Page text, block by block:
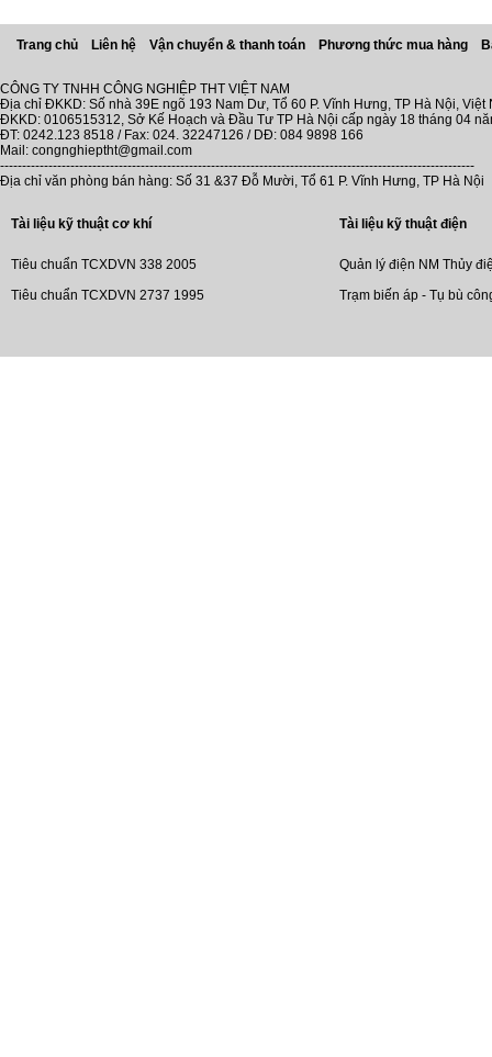
Trang chủ Liên hệ Vận chuyển & thanh toán Phương thức mua hàng
CÔNG TY TNHH CÔNG NGHIỆP THT VIỆT NAM
Địa chỉ ĐKKD: Số nhà 39E ngõ 193 Nam Dư, Tổ 60 P. Vĩnh Hưng, TP Hà Nội, Việt
ĐKKD: 0106515312, Sở Kế Hoạch và Đầu Tư TP Hà Nội cấp ngày 18 tháng 04
ĐT: 0242.123 8518 / Fax: 024. 32247126 / DĐ: 084 9898 166
Mail: congnghieptht@gmail.com
------------------------------------------------------------------------------------------------------------
Địa chỉ văn phòng bán hàng: Số 31 &37 Đỗ Mười, Tổ 61 P. Vĩnh Hưng, TP Hà Nội
Tài liệu kỹ thuật cơ khí
Tiêu chuẩn TCXDVN 338 2005
Tiêu chuẩn TCXDVN 2737 1995
Tài liệu kỹ thuật điện
Quản lý điện NM Thủy
Trạm biến áp - Tụ bù